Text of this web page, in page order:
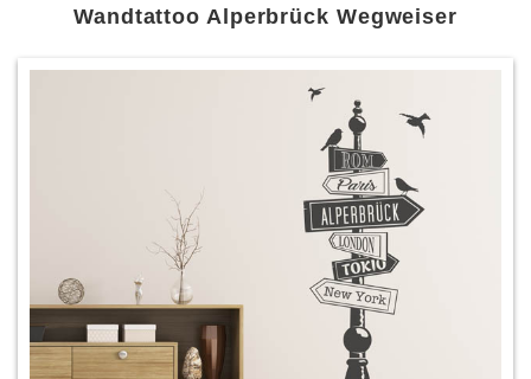
Wandtattoo Alperbrück Wegweiser